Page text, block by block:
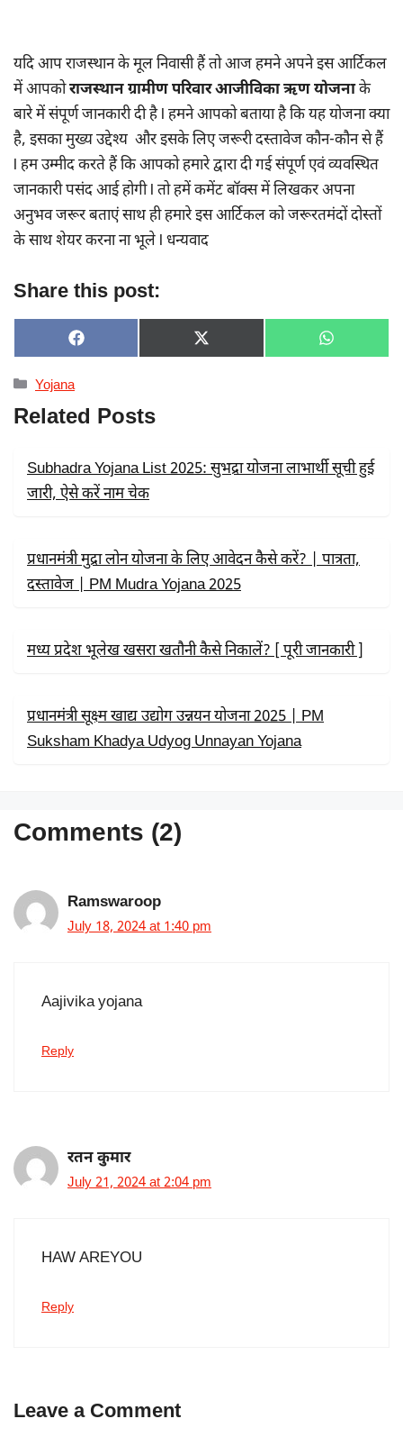
यदि आप राजस्थान के मूल निवासी हैं तो आज हमने अपने इस आर्टिकल
में आपकोराजस्थान ग्रामीण परिवार आजीविका ऋण योजनाके
बारे में संपूर्ण जानकारी दी है l हमने आपको बताया है कि यह योजना क्या
है, इसका मुख्य उद्देश्य और इसके लिए जरूरी दस्तावेज कौन-कौन से हैं
l हम उम्मीद करते हैं कि आपको हमारे द्वारा दी गई संपूर्ण एवं व्यवस्थित
जानकारी पसंद आई होगी l तो हमें कमेंट बॉक्स में लिखकर अपना
अनुभव जरूर बताएं साथ ही हमारे इस आर्टिकल को जरूरतमंदों दोस्तों
के साथ शेयर करना ना भूले l धन्यवाद
Share this post:
SHARE
ON
F
A
B
O
SHARE
ON
X
(
R
SHARE
ON
W
H
Categories
Yojana
Related Posts
Subhadra Yojana List 2025: सुभद्रा योजना लाभार्थी सूची हुई
जारी, ऐसे करें नाम चेक
प्रधानमंत्री मुद्रा लोन योजना के लिए आवेदन कैसे करें? | पात्रता,
दस्तावेज | PM Mudra Yojana 2025
मध्य प्रदेश भूलेख खसरा खतौनी कैसे निकालें? [ पूरी जानकारी ]
प्रधानमंत्री सूक्ष्म खाद्य उद्योग उन्नयन योजना 2025 | PM
Suksham Khadya Udyog Unnayan Yojana
Comments (2)
Ramswaroop
July 18, 2024 at 1:40 pm
Aajivika yojana
Reply
रतन कुमार
July 21, 2024 at 2:04 pm
HAW AREYOU
Reply
Leave a Comment